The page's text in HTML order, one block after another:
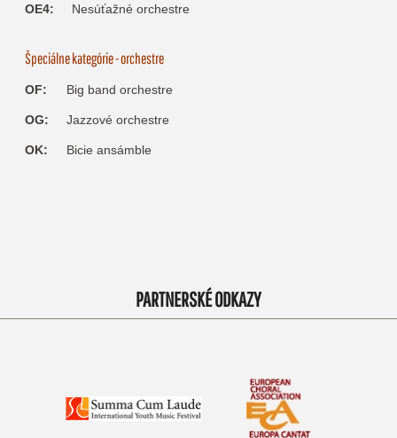
OE4: Nesúťažné orchestre
Špeciálne kategórie - orchestre
OF: Big band orchestre
OG: Jazzové orchestre
OK: Bicie ansámble
PARTNERSKÉ ODKAZY